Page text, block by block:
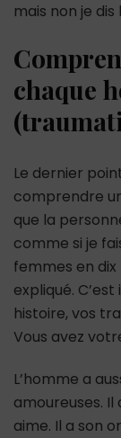
mais non je dis
chaque
Le dernier
comprendre
que la
comme si je
femmes en dix
expliqué.
histoire, vos
Vous avez
L’homme a
amoureuses. Il
aime. Il a son